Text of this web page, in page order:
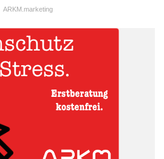
ARKM.marketing